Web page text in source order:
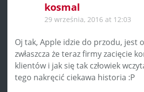
kosmal
29 września, 2016 at 12:03
Oj tak, Apple idzie do przodu, jest
zwłaszcza że teraz firmy zacięcie
klientów i jak się tak człowiek
tego nakręcić ciekawa historia :P